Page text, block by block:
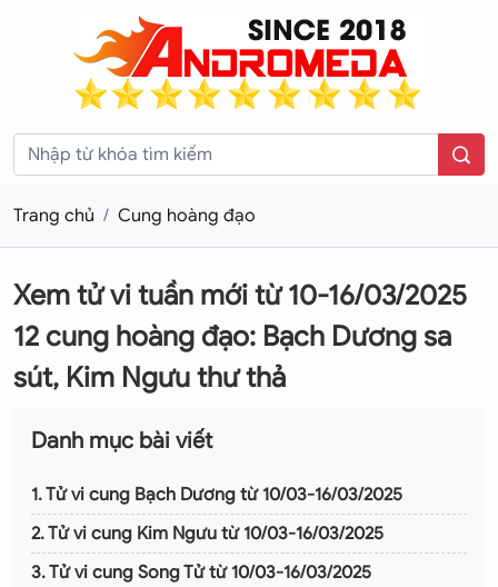
Trang chủ Cung hoàng đạo
Xem tử vi tuần mới từ 10-16/03/2025
12 cung hoàng đạo: Bạch Dương sa
sút, Kim Ngưu thư thả
Danh mục bài viết
1. Tử vi cung Bạch Dương từ 10/03-16/03/2025
2. Tử vi cung Kim Ngưu từ 10/03-16/03/2025
3. Tử vi cung Song Tử từ 10/03-16/03/2025